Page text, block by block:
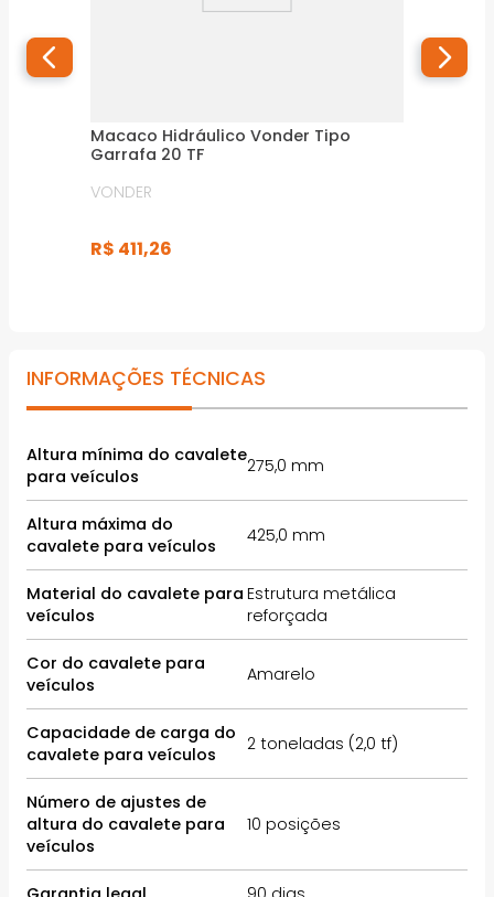
Macaco Hidráulico Vonder Tipo
Garrafa 20 TF
VONDER
R$ 411,26
INFORMAÇÕES TÉCNICAS
Altura mínima do cavalete
para veículos
275,0 mm
Altura máxima do
cavalete para veículos
425,0 mm
Material do cavalete para
veículos
Estrutura metálica
reforçada
Cor do cavalete para
veículos
Amarelo
Capacidade de carga do
cavalete para veículos
2 toneladas (2,0 tf)
Número de ajustes de
altura do cavalete para
veículos
10 posições